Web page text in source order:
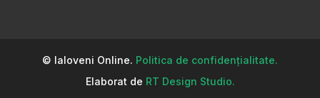
© Ialoveni Online. Politica de confidențialitate.
Elaborat de RT Design Studio.